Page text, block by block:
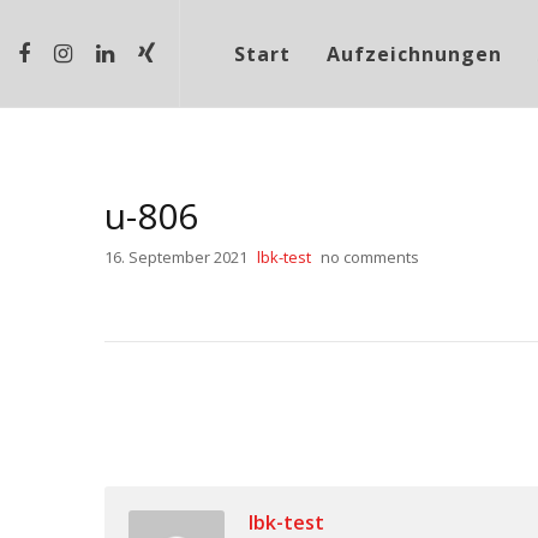
Start Aufzeichnungen
u-806
16. September 2021 lbk-test no comments
lbk-test